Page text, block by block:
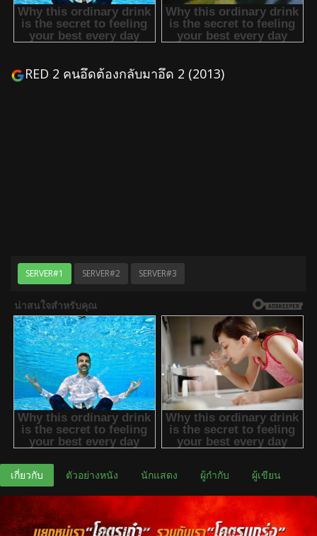
RED 2 คนอึดต้องกลับมาอึด 2 (2013)
SERVER#1 SERVER#2 SERVER#3
เกี่ยวกับ ตัวอย่างหนัง นักแสดง ผู้กำกับ ผู้เขียน